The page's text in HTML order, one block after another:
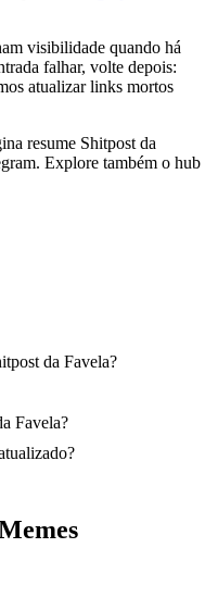
visibilidade quando há
falhar, volte depois:
atualizar links mortos
resume Shitpost da
Explore também o hub
da Favela?
Favela?